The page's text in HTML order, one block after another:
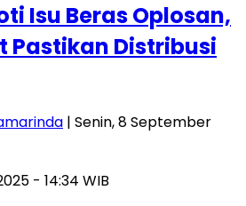
Isu Beras Oplosan,
Pastikan Distribusi
| Senin, 8 September
- 14:34 WIB